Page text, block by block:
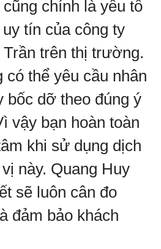
chính là yếu tố
tín của công ty
trên thị trường.
có thể yêu cầu nhân
bốc dỡ theo đúng ý
vậy bạn hoàn toàn
khi sử dụng dịch
này. Quang Huy
sẽ luôn cân đo
đảm bảo khách